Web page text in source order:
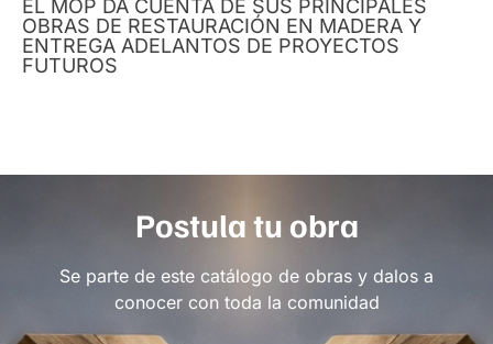
EL MOP DA CUENTA DE SUS PRINCIPALES
OBRAS DE RESTAURACIÓN EN MADERA Y
ENTREGA ADELANTOS DE PROYECTOS
FUTUROS
Postula tu obra
Se parte de este catálogo de obras y dalos a
conocer con toda la comunidad